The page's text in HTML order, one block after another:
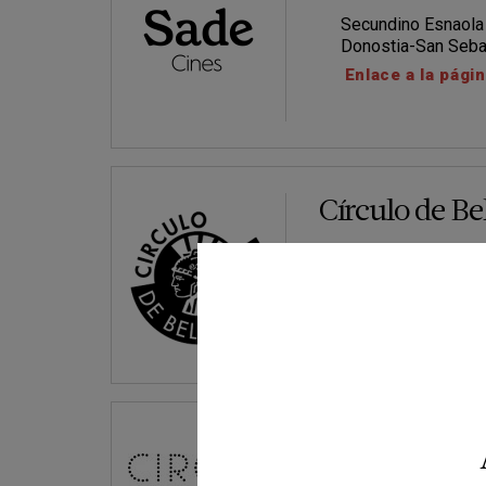
Secundino
Donostia-San
Enlace a la
Círculo de